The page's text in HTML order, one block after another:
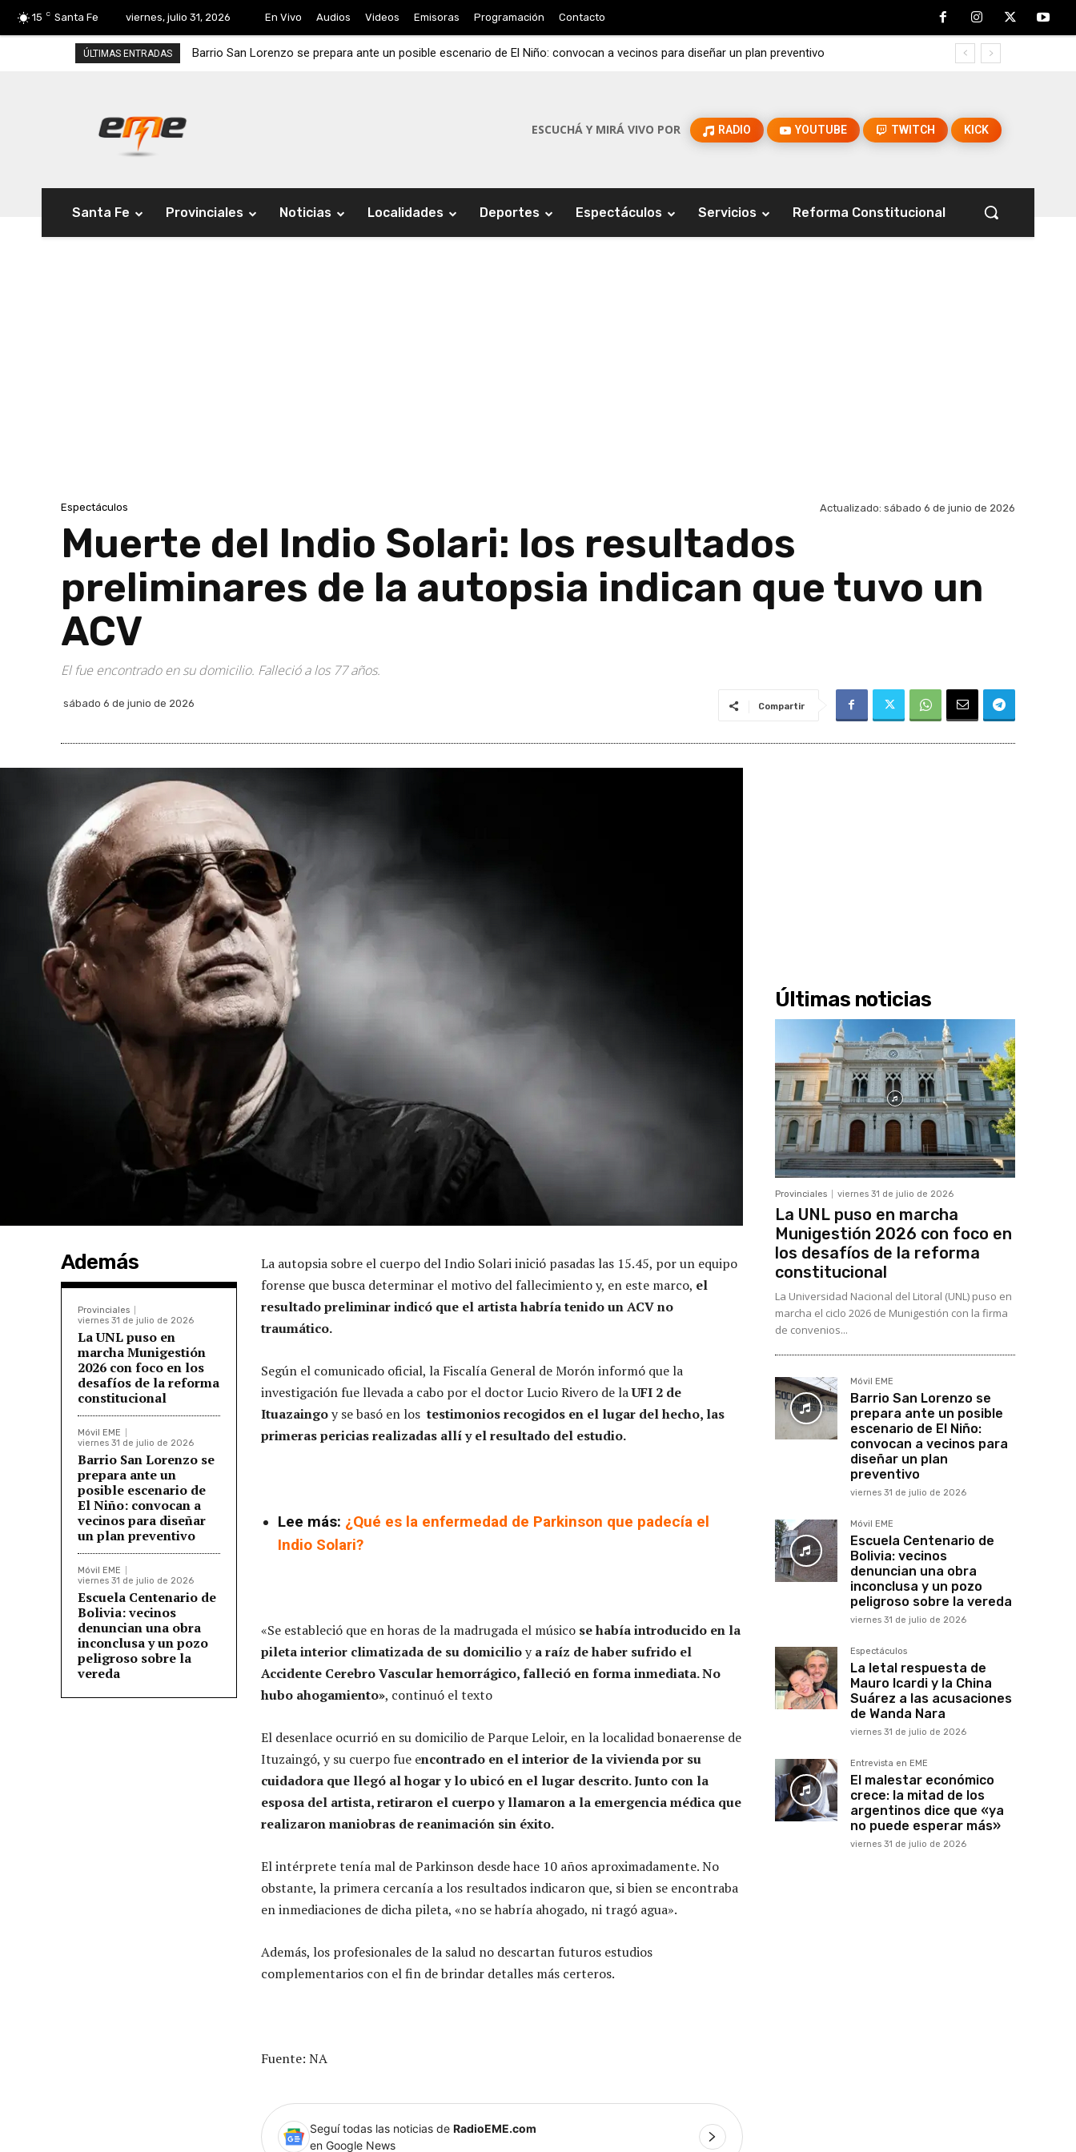
15 C Santa Fe viernes, julio 31, 2026 En Vivo Audios Videos Emisoras Programación Contacto
ÚLTIMAS ENTRADAS Barrio San Lorenzo se prepara ante un posible escenario de El Niño: convocan a vecinos para diseñar un plan preventivo
ESCUCHÁ Y MIRÁ VIVO POR RADIO YOUTUBE TWITCH KICK
Santa Fe Provinciales Noticias Localidades Deportes Espectáculos Servicios Reforma Constitucional
Espectáculos Actualizado: sábado 6 de junio de 2026
Muerte del Indio Solari: los resultados
preliminares de la autopsia indican que tuvo un
ACV
El fue encontrado en su domicilio. Falleció a los 77 años.
sábado 6 de junio de 2026 Compartir
Además
Provinciales
viernes 31 de julio de 2026
La UNL puso en
marcha Munigestión
2026 con foco en los
desafíos de la reforma
constitucional
Móvil EME
viernes 31 de julio de 2026
Barrio San Lorenzo se
prepara ante un
posible escenario de
El Niño: convocan a
vecinos para diseñar
un plan preventivo
Móvil EME
viernes 31 de julio de 2026
Escuela Centenario de
Bolivia: vecinos
denuncian una obra
inconclusa y un pozo
peligroso sobre la
vereda
La autopsia sobre el cuerpo del Indio Solari inició pasadas las 15.45, por un equipo
forense que busca determinar el motivo del fallecimiento y, en este marco, el
resultado preliminar indicó que el artista habría tenido un ACV no
traumático.
Según el comunicado oficial, la Fiscalía General de Morón informó que la
investigación fue llevada a cabo por el doctor Lucio Rivero de laUFI 2 de
Ituazaingoy se basó en los testimonios recogidos en el lugar del hecho, las
primeras pericias realizadas allí y el resultado del estudio.
Lee más: ¿Qué es la enfermedad de Parkinson que padecía el
Indio Solari?
«Se estableció que en horas de la madrugada el músico se había introducido en la
pileta interior climatizada de su domicilioya raíz de haber sufrido el
Accidente Cerebro Vascular hemorrágico, falleció en forma inmediata. No
hubo ahogamiento», continuó el texto
El desenlace ocurrió en su domicilio de Parque Leloir, en la localidad bonaerense de
Ituzaingó, y su cuerpo fue encontrado en el interior de la vivienda por su
cuidadora que llegó al hogar y lo ubicó en el lugar descrito. Junto con la
esposa del artista, retiraron el cuerpo y llamaron a la emergencia médica que
realizaron maniobras de reanimación sin éxito.
El intérprete tenía mal de Parkinson desde hace 10 años aproximadamente. No
obstante, la primera cercanía a los resultados indicaron que, si bien se encontraba
en inmediaciones de dicha pileta, «no se habría ahogado, ni tragó agua».
Además, los profesionales de la salud no descartan futuros estudios
complementarios con el fin de brindar detalles más certeros.
Fuente: NA
Seguí todas las noticias de RadioEME.com
en Google News
Últimas noticias
Provinciales viernes 31 de julio de 2026
La UNL puso en marcha
Munigestión 2026 con foco en
los desafíos de la reforma
constitucional
La Universidad Nacional del Litoral (UNL) puso en
marcha el ciclo 2026 de Munigestión con la firma
de convenios...
Móvil EME
Barrio San Lorenzo se
prepara ante un posible
escenario de El Niño:
convocan a vecinos para
diseñar un plan
preventivo
viernes 31 de julio de 2026
Móvil EME
Escuela Centenario de
Bolivia: vecinos
denuncian una obra
inconclusa y un pozo
peligroso sobre la vereda
viernes 31 de julio de 2026
Espectáculos
La letal respuesta de
Mauro Icardi y la China
Suárez a las acusaciones
de Wanda Nara
viernes 31 de julio de 2026
Entrevista en EME
El malestar económico
crece: la mitad de los
argentinos dice que «ya
no puede esperar más»
viernes 31 de julio de 2026